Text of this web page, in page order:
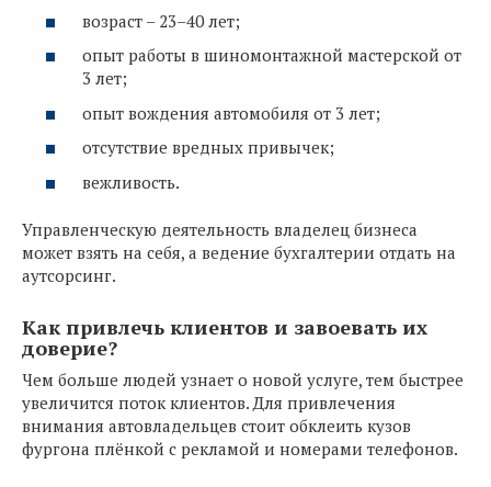
возраст – 23–40 лет;
опыт работы в шиномонтажной мастерской от
3 лет;
опыт вождения автомобиля от 3 лет;
отсутствие вредных привычек;
вежливость.
Управленческую деятельность владелец бизнеса
может взять на себя, а ведение бухгалтерии отдать на
аутсорсинг.
Как привлечь клиентов и завоевать их
доверие?
Чем больше людей узнает о новой услуге, тем быстрее
увеличится поток клиентов. Для привлечения
внимания автовладельцев стоит обклеить кузов
фургона плёнкой с рекламой и номерами телефонов.